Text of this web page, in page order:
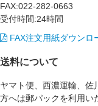
FAX:022-282-0663
受付時間:24時間
FAX注文用紙ダウンロ
送料について
ヤマト便、西濃運輸、佐
方へは郵パックを利用い